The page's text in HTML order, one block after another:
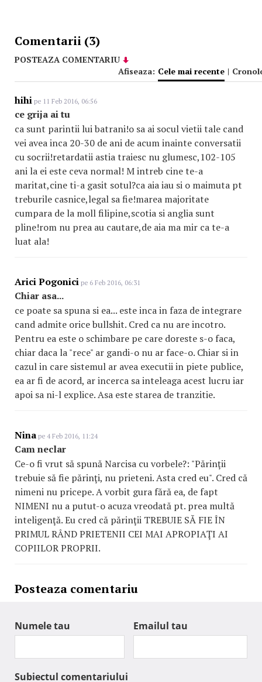
Comentarii (3)
POSTEAZA COMENTARIU
Afiseaza: Cele mai recente |
hihi pe 11 Feb 2016, 06:56
ce grija ai tu
ca sunt parintii lui batrani!o sa ai socul vietii tale cand
vei avea inca 20-30 de ani de acum inainte conversatii
cu socrii!retardatii astia traiesc nu glumesc,102-105
ani la ei este ceva normal! M intreb cine te-a
maritat,cine ti-a gasit sotul?ca aia iau si o maimuta pt
treburile casnice,legal sa fie!marea majoritate
cumpara de la moll filipine,scotia si anglia sunt
pline!rom nu prea au cautare,de aia ma mir ca te-a
luat ala!
Arici Pogonici pe 6 Feb 2016, 06:31
Chiar asa...
ce poate sa spuna si ea... este inca in faza de integrare
cand admite orice bullshit. Cred ca nu are incotro.
Pentru ea este o schimbare pe care doreste s-o faca,
chiar daca la "rece" ar gandi-o nu ar face-o. Chiar si in
cazul in care sistemul ar avea executii in piete publice,
ea ar fi de acord, ar incerca sa inteleaga acest lucru iar
apoi sa ni-l explice. Asa este starea de tranzitie.
Nina pe 4 Feb 2016, 11:24
Cam neclar
Ce-o fi vrut să spună Narcisa cu vorbele?: "Părinţii
trebuie să fie părinţi, nu prieteni. Asta cred eu". Cred că
nimeni nu pricepe. A vorbit gura fără ea, de fapt
NIMENI nu a putut-o acuza vreodată pt. prea multă
inteligenţă. Eu cred că părinţii TREBUIE SĂ FIE ÎN
PRIMUL RÂND PRIETENII CEI MAI APROPIAŢI AI
COPIILOR PROPRII.
Posteaza comentariu
Numele tau Emailul tau
Subiectul comentariului